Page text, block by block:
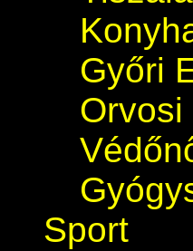
Győri
Orvosi
Sport